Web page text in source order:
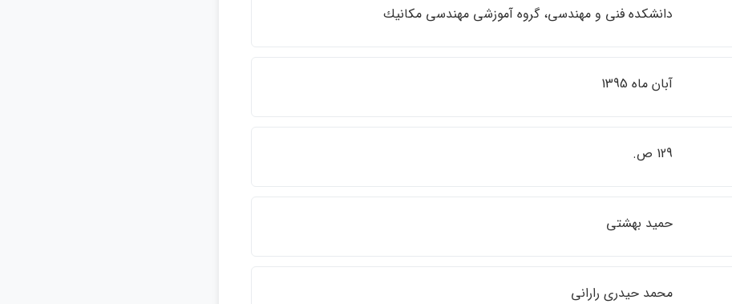
دانشكده فني و مهندسي، گروه آموزشي مهندسي مكانيك
آبان ماه 1395
129 ص.
حميد بهشتي
محمد حيدري راراني